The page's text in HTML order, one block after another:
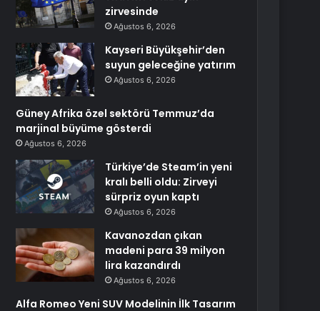
zirvesinde
Ağustos 6, 2026
Kayseri Büyükşehir’den
suyun geleceğine yatırım
Ağustos 6, 2026
Güney Afrika özel sektörü Temmuz’da
marjinal büyüme gösterdi
Ağustos 6, 2026
Türkiye’de Steam’in yeni
kralı belli oldu: Zirveyi
sürpriz oyun kaptı
Ağustos 6, 2026
Kavanozdan çıkan
madeni para 39 milyon
lira kazandırdı
Ağustos 6, 2026
Alfa Romeo Yeni SUV Modelinin İlk Tasarım